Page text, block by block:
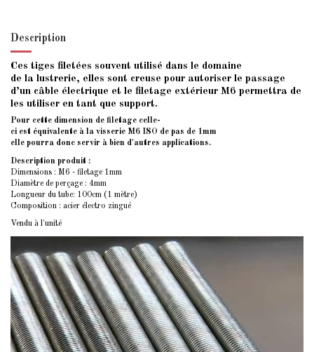
Description
Ces tiges filetées souvent utilisé dans le domaine
de la lustrerie, elles sont creuse pour autoriser le passage
d’un câble électrique et le filetage extérieur M6 permettra de
les utiliser en tant que support.
Pour cette dimension de filetage celle-
ci est équivalente à la visserie M6 ISO de pas de 1mm
elle pourra donc servir à bien d'autres applications.
Description produit :
Dimensions : M6 - filetage 1mm
Diamètre de perçage : 4mm
Longueur du tube: 100cm (1 mètre)
Composition : acier électro zingué
Vendu à l'unité